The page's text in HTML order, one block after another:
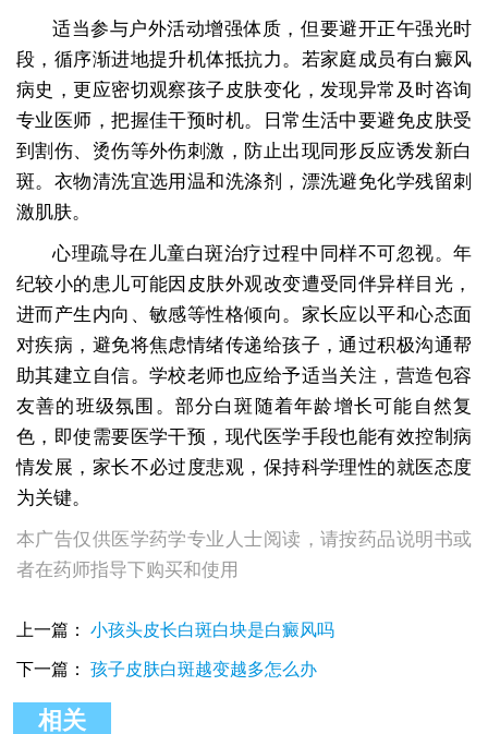
适当参与户外活动增强体质，但要避开正午强光时
段，循序渐进地提升机体抵抗力。若家庭成员有白癜风
病史，更应密切观察孩子皮肤变化，发现异常及时咨询
专业医师，把握佳干预时机。日常生活中要避免皮肤受
到割伤、烫伤等外伤刺激，防止出现同形反应诱发新白
斑。衣物清洗宜选用温和洗涤剂，漂洗避免化学残留刺
激肌肤。
心理疏导在儿童白斑治疗过程中同样不可忽视。年
纪较小的患儿可能因皮肤外观改变遭受同伴异样目光，
进而产生内向、敏感等性格倾向。家长应以平和心态面
对疾病，避免将焦虑情绪传递给孩子，通过积极沟通帮
助其建立自信。学校老师也应给予适当关注，营造包容
友善的班级氛围。部分白斑随着年龄增长可能自然复
色，即使需要医学干预，现代医学手段也能有效控制病
情发展，家长不必过度悲观，保持科学理性的就医态度
为关键。
本广告仅供医学药学专业人士阅读，请按药品说明书或
者在药师指导下购买和使用
上一篇： 小孩头皮长白斑白块是白癜风吗
下一篇： 孩子皮肤白斑越变越多怎么办
相关